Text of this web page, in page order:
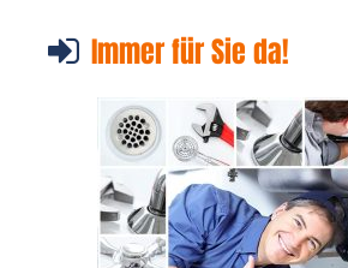
Immer für Sie da!